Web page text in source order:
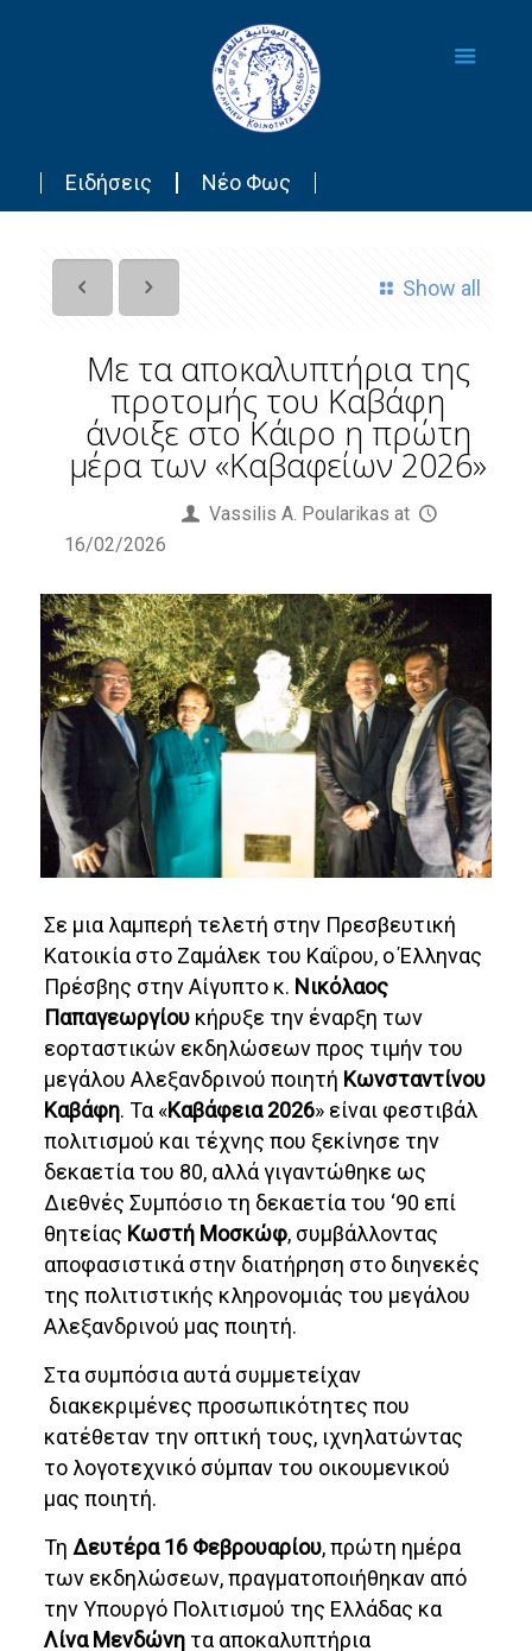
Ειδήσεις Νέο Φως
Show all
Με τα αποκαλυπτήρια της
προτομής του Καβάφη
άνοιξε στο Κάιρο η πρώτη
μέρα των «Καβαφείων 2026»
Vassilis Α. Poularikas at
16/02/2026
Σε μια λαμπερή τελετή στην Πρεσβευτική
Κατοικία στο Ζαμάλεκ του Καΐρου, ο Έλληνας
Πρέσβης στην Αίγυπτο κ. Νικόλαος
Παπαγεωργίου κήρυξε την έναρξη των
εορταστικών εκδηλώσεων προς τιμήν του
μεγάλου Αλεξανδρινού ποιητή Κωνσταντίνου
Καβάφη. Τα «Καβάφεια 2026» είναι φεστιβάλ
πολιτισμού και τέχνης που ξεκίνησε την
δεκαετία του 80, αλλά γιγαντώθηκε ως
Διεθνές Συμπόσιο τη δεκαετία του ‘90 επί
θητείας Κωστή Μοσκώφ, συμβάλλοντας
αποφασιστικά στην διατήρηση στο διηνεκές
της πολιτιστικής κληρονομιάς του μεγάλου
Αλεξανδρινού μας ποιητή.
Στα συμπόσια αυτά συμμετείχαν
διακεκριμένες προσωπικότητες που
κατέθεταν την οπτική τους, ιχνηλατώντας
το λογοτεχνικό σύμπαν του οικουμενικού
μας ποιητή.
ΤηΔευτέρα 16 Φεβρουαρίου, πρώτη ημέρα
των εκδηλώσεων, πραγματοποιήθηκαν από
την Υπουργό Πολιτισμού της Ελλάδας κα
Λίνα Μενδώνη τα αποκαλυπτήρια